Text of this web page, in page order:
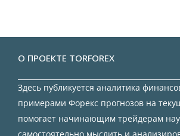
О ПРОЕКТЕ TORFOREX
Здесь публикуется аналитика
примерами Форекс прогнозов на
помогает начинающим трейдерам